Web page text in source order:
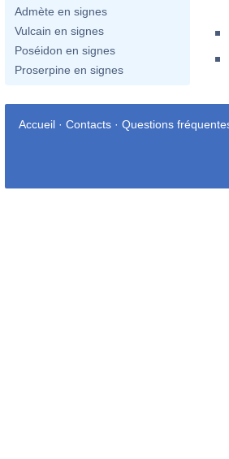
Admète en signes
Vulcain en signes
Poséidon en signes
Proserpine en signes
Accueil · Contacts · Questions